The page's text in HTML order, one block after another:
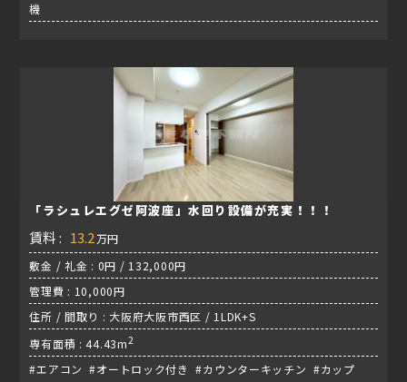
機
「ラシュレエグゼ阿波座」水回り設備が充実！！！
賃料 : 13.2 万円
敷金 / 礼金 : 0円 / 132,000円
管理費 : 10,000円
住所 / 間取り : 大阪府大阪市西区 / 1LDK+S
専有面積 : 44.43m2
#エアコン #オートロック付き #カウンターキッチン #カップ